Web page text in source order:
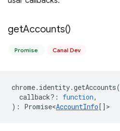
getAccounts()
Promise Canal Dev
chrome. identity.getAccounts(
callback? : function,
) : Promise<AccountInfo[] >